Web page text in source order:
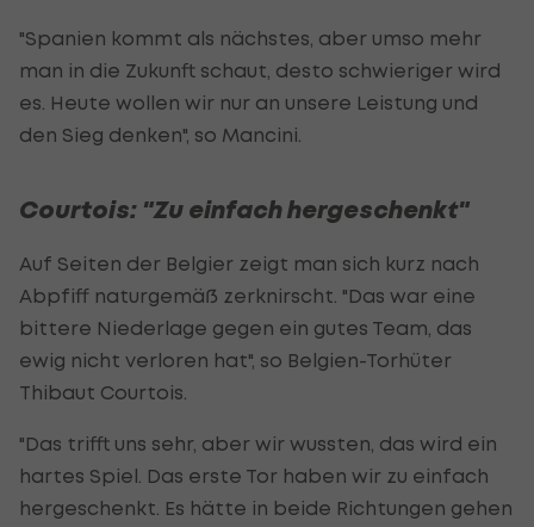
"Spanien kommt als nächstes, aber umso mehr
man in die Zukunft schaut, desto schwieriger wird
es. Heute wollen wir nur an unsere Leistung und
den Sieg denken", so Mancini.
Courtois: "Zu einfach hergeschenkt"
Auf Seiten der Belgier zeigt man sich kurz nach
Abpfiff naturgemäß zerknirscht. "Das war eine
bittere Niederlage gegen ein gutes Team, das
ewig nicht verloren hat", so Belgien-Torhüter
Thibaut Courtois.
"Das trifft uns sehr, aber wir wussten, das wird ein
hartes Spiel. Das erste Tor haben wir zu einfach
hergeschenkt. Es hätte in beide Richtungen gehen